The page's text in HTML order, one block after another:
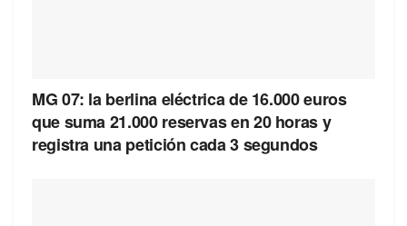
MG 07: la berlina eléctrica de 16.000 euros
que suma 21.000 reservas en 20 horas y
registra una petición cada 3 segundos